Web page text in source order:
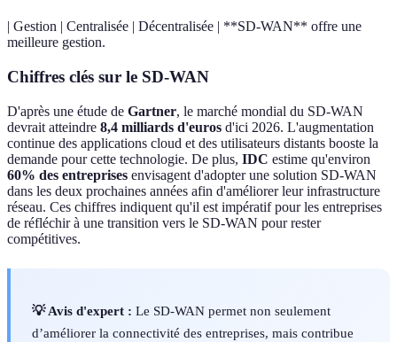
| Gestion | Centralisée | Décentralisée | **SD-WAN** offre une
meilleure gestion.
Chiffres clés sur le SD-WAN
D'après une étude de Gartner, le marché mondial du SD-WAN
devrait atteindre 8,4 milliards d'euros d'ici 2026. L'augmentation
continue des applications cloud et des utilisateurs distants booste la
demande pour cette technologie. De plus, IDC estime qu'environ
60% des entreprises envisagent d'adopter une solution SD-WAN
dans les deux prochaines années afin d'améliorer leur infrastructure
réseau. Ces chiffres indiquent qu'il est impératif pour les entreprises
de réfléchir à une transition vers le SD-WAN pour rester
compétitives.
💡 Avis d'expert : Le SD-WAN permet non seulement
d’améliorer la connectivité des entreprises, mais contribue